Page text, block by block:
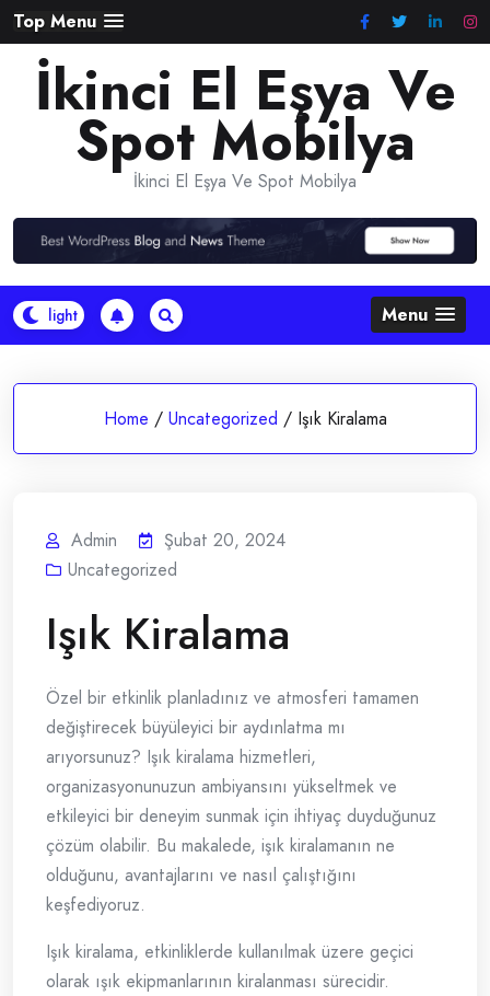
Skip
to
content
Top Menu
İkinci El Eşya Ve
Spot Mobilya
İkinci El Eşya Ve Spot Mobilya
Menu
Home / Uncategorized / Işık Kiralama
Admin
Şubat 20, 2024
Uncategorized
Işık Kiralama
Özel bir etkinlik planladınız ve atmosferi tamamen
değiştirecek büyüleyici bir aydınlatma mı
arıyorsunuz? Işık kiralama hizmetleri,
organizasyonunuzun ambiyansını yükseltmek ve
etkileyici bir deneyim sunmak için ihtiyaç duyduğunuz
çözüm olabilir. Bu makalede, işık kiralamanın ne
olduğunu, avantajlarını ve nasıl çalıştığını
keşfediyoruz.
Işık kiralama, etkinliklerde kullanılmak üzere geçici
olarak ışık ekipmanlarının kiralanması sürecidir.